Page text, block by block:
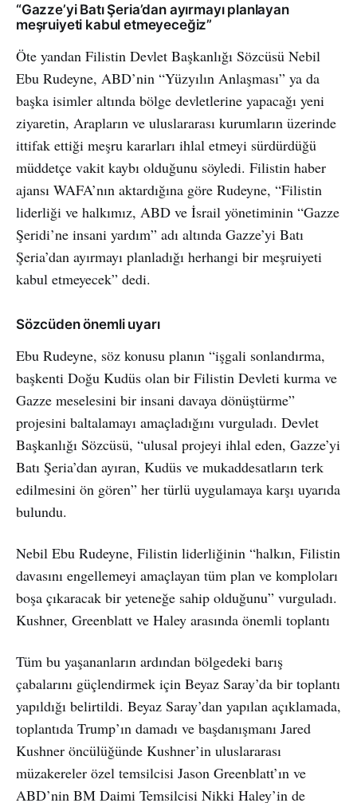
“Gazze’yi Batı Şeria’dan ayırmayı planlayan
meşruiyeti kabul etmeyeceğiz”
Öte yandan Filistin Devlet Başkanlığı Sözcüsü Nebil
Ebu Rudeyne, ABD’nin “Yüzyılın Anlaşması” ya da
başka isimler altında bölge devletlerine yapacağı yeni
ziyaretin, Arapların ve uluslararası kurumların üzerinde
ittifak ettiği meşru kararları ihlal etmeyi sürdürdüğü
müddetçe vakit kaybı olduğunu söyledi. Filistin haber
ajansı WAFA’nın aktardığına göre Rudeyne, “Filistin
liderliği ve halkımız, ABD ve İsrail yönetiminin “Gazze
Şeridi’ne insani yardım” adı altında Gazze’yi Batı
Şeria’dan ayırmayı planladığı herhangi bir meşruiyeti
kabul etmeyecek” dedi.
Sözcüden önemli uyarı
Ebu Rudeyne, söz konusu planın “işgali sonlandırma,
başkenti Doğu Kudüs olan bir Filistin Devleti kurma ve
Gazze meselesini bir insani davaya dönüştürme”
projesini baltalamayı amaçladığını vurguladı. Devlet
Başkanlığı Sözcüsü, “ulusal projeyi ihlal eden, Gazze’yi
Batı Şeria’dan ayıran, Kudüs ve mukaddesatların terk
edilmesini ön gören” her türlü uygulamaya karşı uyarıda
bulundu.
Nebil Ebu Rudeyne, Filistin liderliğinin “halkın, Filistin
davasını engellemeyi amaçlayan tüm plan ve komploları
boşa çıkaracak bir yeteneğe sahip olduğunu” vurguladı.
Kushner, Greenblatt ve Haley arasında önemli toplantı
Tüm bu yaşananların ardından bölgedeki barış
çabalarını güçlendirmek için Beyaz Saray’da bir toplantı
yapıldığı belirtildi. Beyaz Saray’dan yapılan açıklamada,
toplantıda Trump’ın damadı ve başdanışmanı Jared
Kushner öncülüğünde Kushner’in uluslararası
müzakereler özel temsilcisi Jason Greenblatt’ın ve
ABD’nin BM Daimi Temsilcisi Nikki Haley’in de